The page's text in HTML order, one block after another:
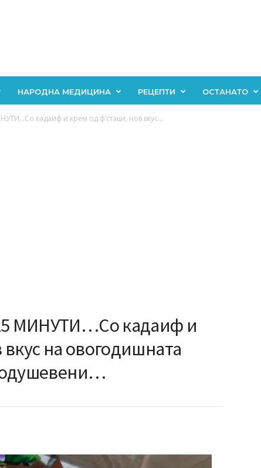
НАРОДНА МЕДИЦИНА РЕЦЕПТИ ОСТАНАТО
кадаиф и крем од ф’стаци, нов вкус...
МИНУТИ…Со кадаиф и
на овогодишната